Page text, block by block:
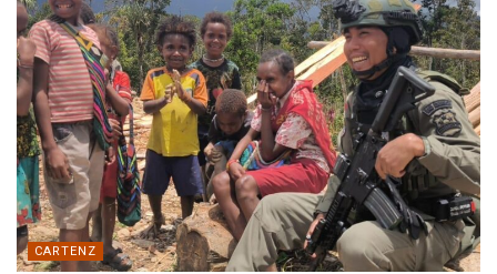
CARTENZ